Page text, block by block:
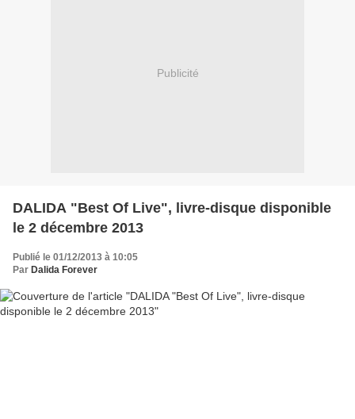
Publicité
DALIDA "Best Of Live", livre-disque disponible
le 2 décembre 2013
Publié le 01/12/2013 à 10:05
Par Dalida Forever